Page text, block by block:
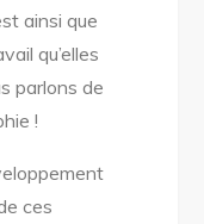
ainsi que
qu’elles
parlons de
!
ces